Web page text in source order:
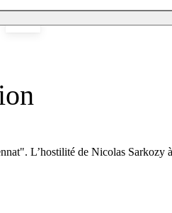
L’hostilité de Nicolas Sarkozy